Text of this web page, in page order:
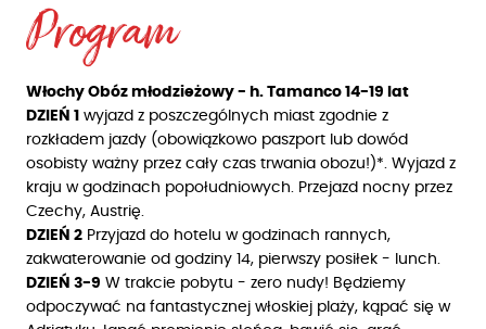
Program
Włochy Obóz młodzieżowy - h. Tamanco 14-19 lat
DZIEŃ 1 wyjazd z poszczególnych miast zgodnie z
rozkładem jazdy (obowiązkowo paszport lub dowód
osobisty ważny przez cały czas trwania obozu!)*. Wyjazd z
kraju w godzinach popołudniowych. Przejazd nocny przez
Czechy, Austrię.
DZIEŃ 2 Przyjazd do hotelu w godzinach rannych,
zakwaterowanie od godziny 14, pierwszy posiłek - lunch.
DZIEŃ 3-9 W trakcie pobytu - zero nudy! Będziemy
odpoczywać na fantastycznej włoskiej plaży, kąpać się w